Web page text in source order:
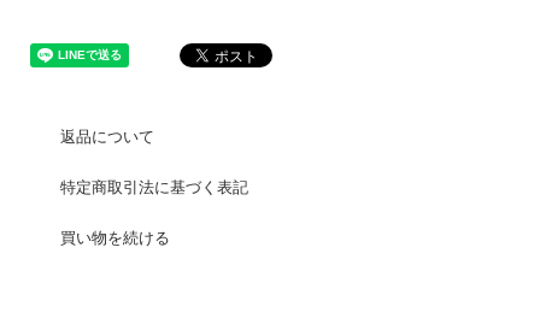
返品について
特定商取引法に基づく表記
買い物を続ける